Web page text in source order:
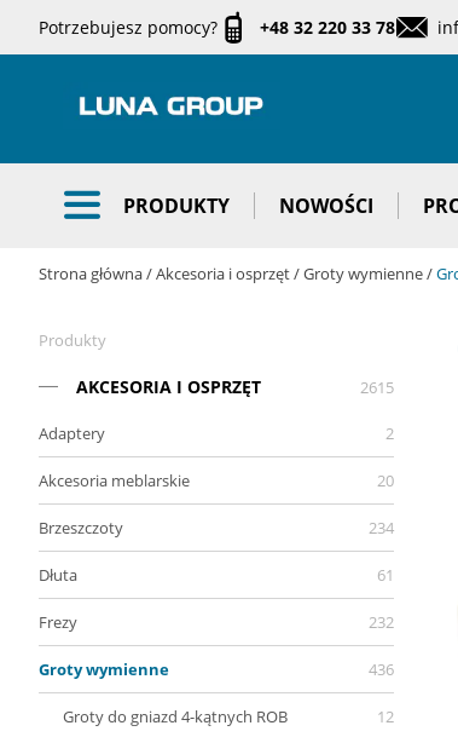
Potrzebujesz pomocy? +48 32 220 33 78
PRODUKTY NOWOŚCI
Strona główna Akcesoria i osprzęt Groty wymienne
Produkty
AKCESORIA I OSPRZĘT 2615
Adaptery 2
Akcesoria meblarskie 20
Brzeszczoty 234
Dłuta 61
Frezy 232
Groty wymienne 436
Groty do gniazd 4-kątnych ROB 12